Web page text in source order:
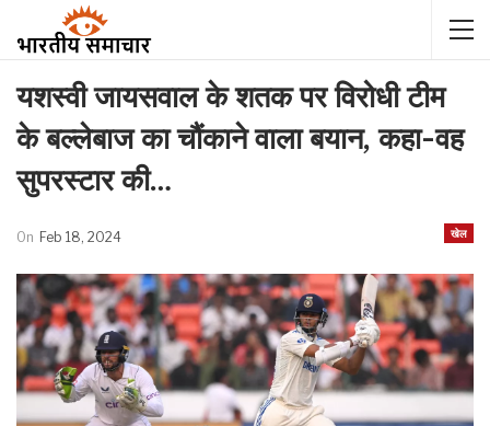
यशस्वी जायसवाल के शतक पर विरोधी टीम
के बल्लेबाज का चौंकाने वाला बयान, कहा-वह
सुपरस्टार की…
खेल
On Feb 18, 2024